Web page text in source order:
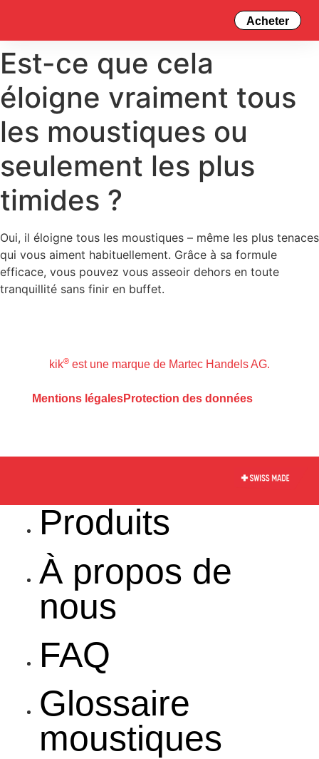
Acheter
Est-ce que cela
éloigne vraiment tous
les moustiques ou
seulement les plus
timides ?
Oui, il éloigne tous les moustiques – même les plus tenaces
qui vous aiment habituellement. Grâce à sa formule
efficace, vous pouvez vous asseoir dehors en toute
tranquillité sans finir en buffet.
kik® est une marque de Martec Handels AG.
Mentions légalesProtection des données
Produits
À propos de
nous
FAQ
Glossaire
moustiques